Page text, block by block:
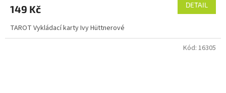
149 Kč DETAIL
TAROT Vykládací karty Ivy Hüttnerové
Kód: 16305